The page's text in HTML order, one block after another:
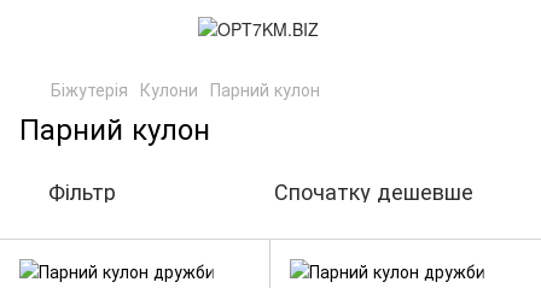
Біжутерія Кулони Парний кулон
Парний кулон
Фільтр Спочатку дешевше